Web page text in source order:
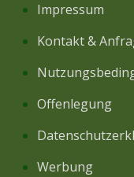
Impressum
Kontakt &
Offenlegung
Werbung